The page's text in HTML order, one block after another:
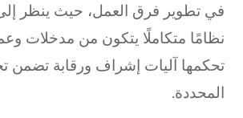
في تطوير فرق العمل، حيث ينظر
نظامًا متكاملًا يتكون من مدخلات
تحكمها آليات إشراف ورقابة تضمن
المحددة.